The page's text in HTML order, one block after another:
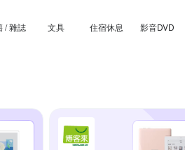
/ 雜誌 文具 住宿休息 影音DVD